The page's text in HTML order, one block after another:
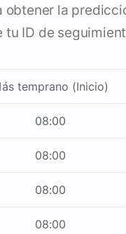
obtener la
tu ID de
temprano (Inicio)
08:00
08:00
08:00
08:00